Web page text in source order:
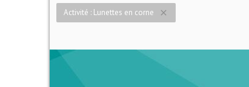
Activité : Lunettes en corne close